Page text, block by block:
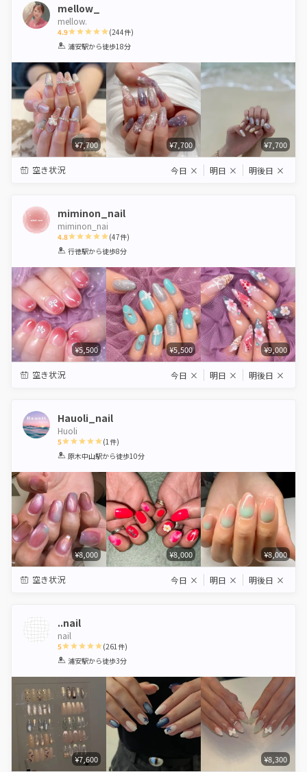
mellow_
mellow.
4.9
1 2 3 4 5
(244件)
浦安駅から徒歩18分
¥7,700 ¥7,700 ¥7,700
空き状況 今日 × 明日 × 明後日 ×
miminon_nail
miminon_nai
4.8
1 2 3 4 5
(47件)
行徳駅から徒歩8分
¥5,500 ¥5,500 ¥9,000
空き状況 今日 × 明日 × 明後日 ×
Hauoli_nail
Huoli
5
1 2 3 4 5
(1件)
原木中山駅から徒歩10分
¥8,000 ¥8,000 ¥8,000
空き状況 今日 × 明日 × 明後日 ×
..nail
nail
5
1 2 3 4 5
(261件)
浦安駅から徒歩3分
¥7,600 ¥8,300